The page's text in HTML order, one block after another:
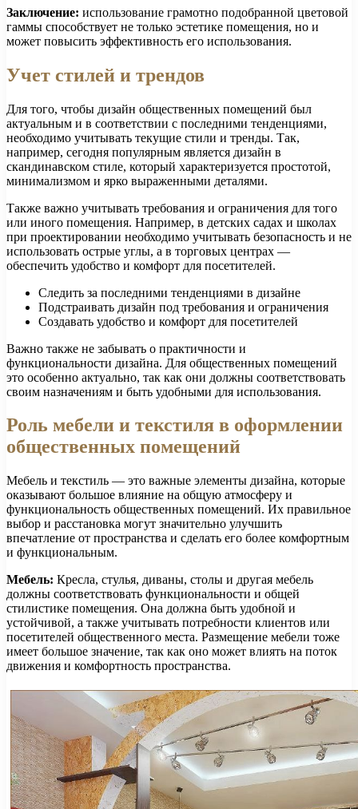
Заключение: использование грамотно подобранной цветовой
гаммы способствует не только эстетике помещения, но и
может повысить эффективность его использования.
Учет стилей и трендов
Для того, чтобы дизайн общественных помещений был
актуальным и в соответствии с последними тенденциями,
необходимо учитывать текущие стили и тренды. Так,
например, сегодня популярным является дизайн в
скандинавском стиле, который характеризуется простотой,
минимализмом и ярко выраженными деталями.
Также важно учитывать требования и ограничения для того
или иного помещения. Например, в детских садах и школах
при проектировании необходимо учитывать безопасность и не
использовать острые углы, а в торговых центрах —
обеспечить удобство и комфорт для посетителей.
Следить за последними тенденциями в дизайне
Подстраивать дизайн под требования и ограничения
Создавать удобство и комфорт для посетителей
Важно также не забывать о практичности и
функциональности дизайна. Для общественных помещений
это особенно актуально, так как они должны соответствовать
своим назначениям и быть удобными для использования.
Роль мебели и текстиля в оформлении
общественных помещений
Мебель и текстиль — это важные элементы дизайна, которые
оказывают большое влияние на общую атмосферу и
функциональность общественных помещений. Их правильное
выбор и расстановка могут значительно улучшить
впечатление от пространства и сделать его более комфортным
и функциональным.
Мебель: Кресла, стулья, диваны, столы и другая мебель
должны соответствовать функциональности и общей
стилистике помещения. Она должна быть удобной и
устойчивой, а также учитывать потребности клиентов или
посетителей общественного места. Размещение мебели тоже
имеет большое значение, так как оно может влиять на поток
движения и комфортность пространства.